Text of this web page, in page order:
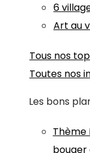
6
Art au
Tous nos
Toutes nos
Les bons
Thème
bouger